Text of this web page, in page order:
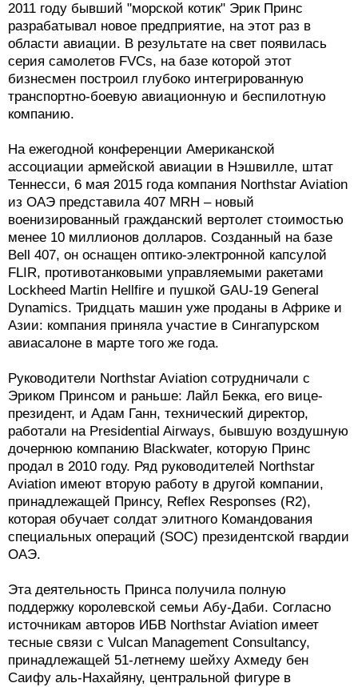
2011 году бывший "морской котик" Эрик Принс
разрабатывал новое предприятие, на этот раз в
области авиации. В результате на свет появилась
серия самолетов FVCs, на базе которой этот
бизнесмен построил глубоко интегрированную
транспортно-боевую авиационную и беспилотную
компанию.
На ежегодной конференции Американской
ассоциации армейской авиации в Нэшвилле, штат
Теннесси, 6 мая 2015 года компания Northstar Aviation
из ОАЭ представила 407 MRH – новый
военизированный гражданский вертолет стоимостью
менее 10 миллионов долларов. Созданный на базе
Bell 407, он оснащен оптико-электронной капсулой
FLIR, противотанковыми управляемыми ракетами
Lockheed Martin Hellfire и пушкой GAU-19 General
Dynamics. Тридцать машин уже проданы в Африке и
Азии: компания приняла участие в Сингапурском
авиасалоне в марте того же года.
Руководители Northstar Aviation сотрудничали с
Эриком Принсом и раньше: Лайл Бекка, его вице-
президент, и Адам Ганн, технический директор,
работали на Presidential Airways, бывшую воздушную
дочернюю компанию Blackwater, которую Принс
продал в 2010 году. Ряд руководителей Northstar
Aviation имеют вторую работу в другой компании,
принадлежащей Принсу, Reflex Responses (R2),
которая обучает солдат элитного Командования
специальных операций (SOC) президентской гвардии
ОАЭ.
Эта деятельность Принса получила полную
поддержку королевской семьи Абу-Даби. Согласно
источникам авторов ИБВ Northstar Aviation имеет
тесные связи с Vulcan Management Consultancy,
принадлежащей 51-летнему шейху Ахмеду бен
Саифу аль-Нахайяну, центральной фигуре в